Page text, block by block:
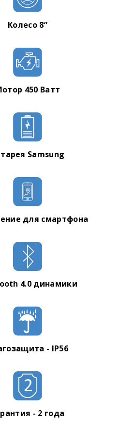
Колесо 8”
450 Ватт
Samsung
для смартфона
4.0 динамики
- IP56
- 2 года